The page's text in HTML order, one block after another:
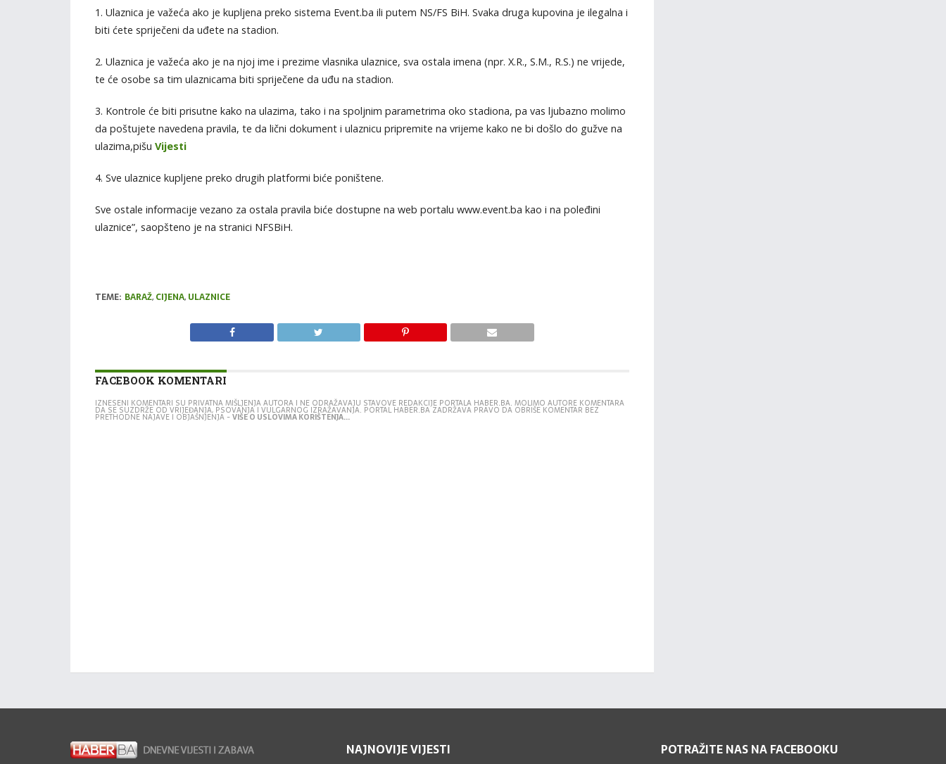
1. Ulaznica je važeća ako je kupljena preko sistema Event.ba ili putem NS/FS BiH. Svaka druga kupovina je ilegalna i
biti ćete spriječeni da uđete na stadion.
2. Ulaznica je važeća ako je na njoj ime i prezime vlasnika ulaznice, sva ostala imena (npr. X.R., S.M., R.S.) ne vrijede,
te će osobe sa tim ulaznicama biti spriječene da uđu na stadion.
3. Kontrole će biti prisutne kako na ulazima, tako i na spoljnim parametrima oko stadiona, pa vas ljubazno molimo
da poštujete navedena pravila, te da lični dokument i ulaznicu pripremite na vrijeme kako ne bi došlo do gužve na
ulazima,pišu Vijesti
4. Sve ulaznice kupljene preko drugih platformi biće poništene.
Sve ostale informacije vezano za ostala pravila biće dostupne na web portalu www.event.ba kao i na poleđini
ulaznice”, saopšteno je na stranici NFSBiH.
TEME: BARAŽ, CIJENA, ULAZNICE
FACEBOOK KOMENTARI
IZNESENI KOMENTARI SU PRIVATNA MIŠLJENJA AUTORA I NE ODRAŽAVAJU STAVOVE REDAKCIJE PORTALA HABER.BA. MOLIMO AUTORE KOMENTARA
DA SE SUZDRŽE OD VRIJEĐANJA, PSOVANJA I VULGARNOG IZRAŽAVANJA. PORTAL HABER.BA ZADRŽAVA PRAVO DA OBRIŠE KOMENTAR BEZ
PRETHODNE NAJAVE I OBJAŠNJENJA -VIŠE O USLOVIMA KORIŠTENJA...
NAJNOVIJE VIJESTI POTRAŽITE NAS NA FACEBOOKU